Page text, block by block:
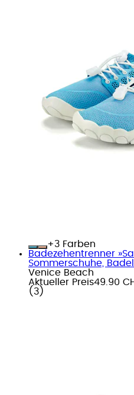
+
Farben
Badezehentrenner
Sommerschuhe,
Venice Beach
Aktueller Preis49.90
( 3 )